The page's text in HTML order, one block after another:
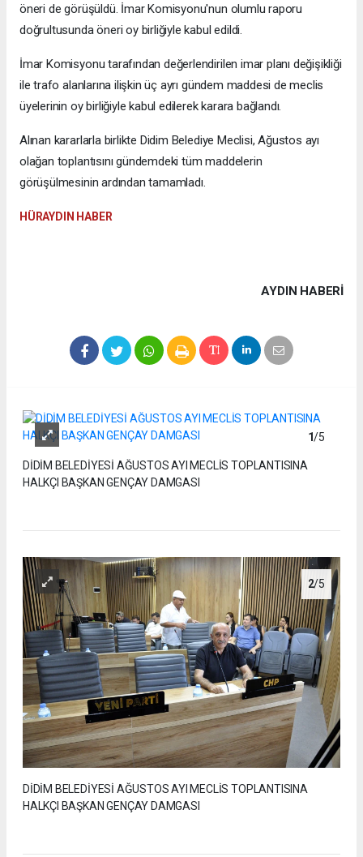
öneri de görüşüldü. İmar Komisyonu'nun olumlu raporu
doğrultusunda öneri oy birliğiyle kabul edildi.
İmar Komisyonu tarafından değerlendirilen imar planı değişikliği
ile trafo alanlarına ilişkin üç ayrı gündem maddesi de meclis
üyelerinin oy birliğiyle kabul edilerek karara bağlandı.
Alınan kararlarla birlikte Didim Belediye Meclisi, Ağustos ayı
olağan toplantısını gündemdeki tüm maddelerin
görüşülmesinin ardından tamamladı.
HÜRAYDIN HABER
AYDIN HABERİ
1/5
DİDİM BELEDİYESİ AĞUSTOS AYI MECLİS TOPLANTISINA
HALKÇI BAŞKAN GENÇAY DAMGASI
2/5
DİDİM BELEDİYESİ AĞUSTOS AYI MECLİS TOPLANTISINA
HALKÇI BAŞKAN GENÇAY DAMGASI